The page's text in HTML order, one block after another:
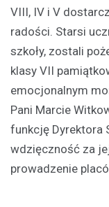
VIII, IV i V
radości. Starsi
szkoły, zostali
klasy VII
emocjonalnym
Pani Marcie
funkcję Dyrektora
wdzięczność za
prowadzenie